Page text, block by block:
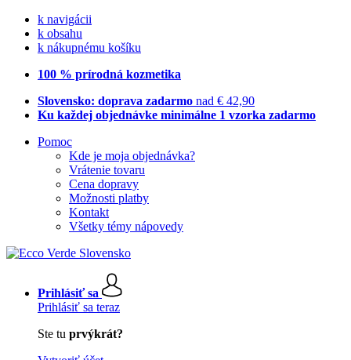
k navigácii
k obsahu
k nákupnému košíku
100 % prírodná kozmetika
Slovensko: doprava zadarmo nad € 42,90
Ku každej objednávke minimálne 1 vzorka zadarmo
Pomoc
Kde je moja objednávka?
Vrátenie tovaru
Cena dopravy
Možnosti platby
Kontakt
Všetky témy nápovedy
Prihlásiť sa
Prihlásiť sa teraz
Ste tu prvýkrát?